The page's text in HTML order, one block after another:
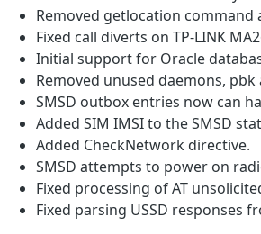
Removed getlocation
Fixed call diverts on TP-LINK
Initial support for Oracle
Removed unused daemons,
SMSD outbox entries now can
Added SIM IMSI to the SMSD
Added CheckNetwork directive.
SMSD attempts to power on
Fixed processing of AT
Fixed parsing USSD responses